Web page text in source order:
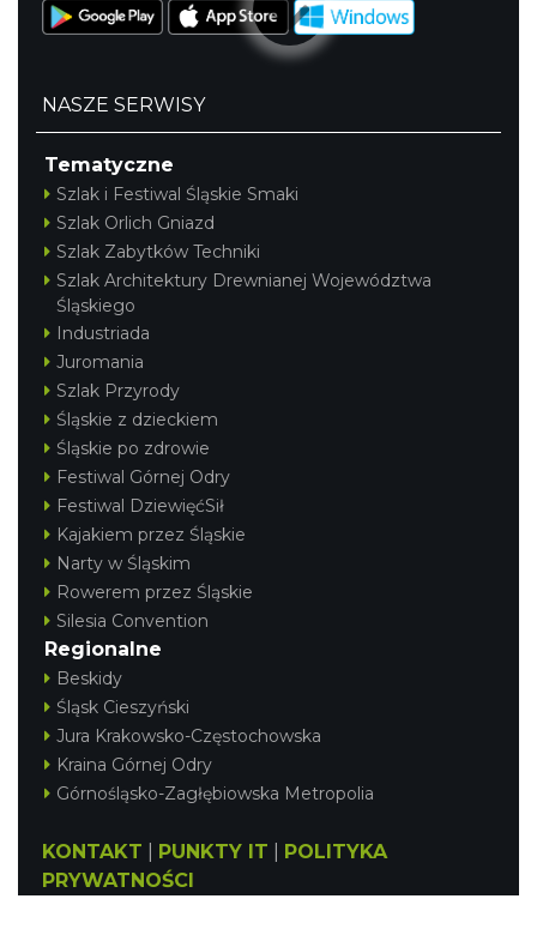
NASZE SERWISY
Tematyczne
Szlak i Festiwal Śląskie Smaki
Szlak Orlich Gniazd
Szlak Zabytków Techniki
Szlak Architektury Drewnianej Województwa
Śląskiego
Industriada
Juromania
Szlak Przyrody
Śląskie z dzieckiem
Śląskie po zdrowie
Festiwal Górnej Odry
Festiwal DziewięćSił
Kajakiem przez Śląskie
Narty w Śląskim
Rowerem przez Śląskie
Silesia Convention
Regionalne
Beskidy
Śląsk Cieszyński
Jura Krakowsko-Częstochowska
Kraina Górnej Odry
Górnośląsko-Zagłębiowska Metropolia
KONTAKT PUNKTY IT
POLITYKA
PRYWATNOŚCI